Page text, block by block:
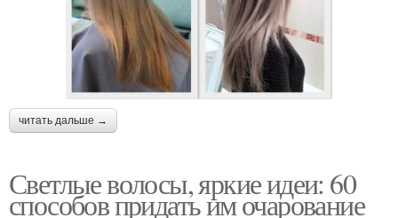
читать дальше →
Светлые волосы, яркие идеи: 60
способов придать им очарование